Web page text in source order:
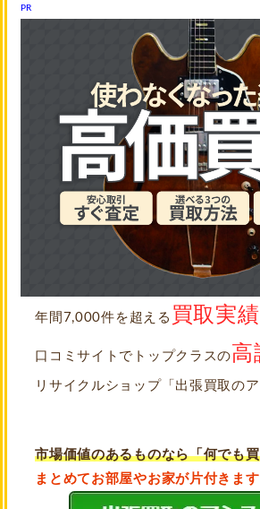
PR
年間7,000件を超える 買取実績
口コミサイトでトップクラスの 高
リサイクルショップ「出張買取のア
市場価値のあるものなら「何でも
まとめてお部屋やお家が片付きます